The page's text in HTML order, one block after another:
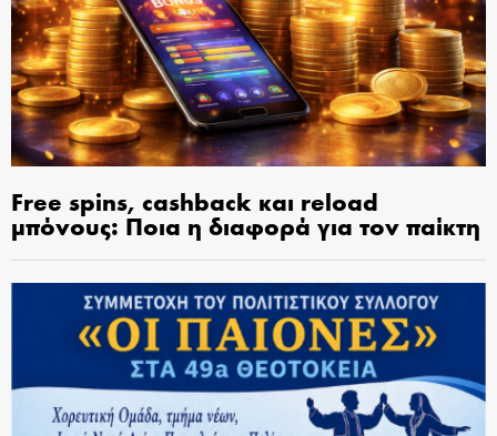
Free spins, cashback και reload
μπόνους: Ποια η διαφορά για τον παίκτη